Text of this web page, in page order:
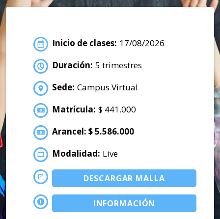
Inicio de clases: 17/08/2026
Duración: 5 trimestres
Sede: Campus Virtual
Matrícula: $ 441.000
Arancel: $ 5.586.000
Modalidad: Live
DESCARGAR MALLA
INFORMACIÓN